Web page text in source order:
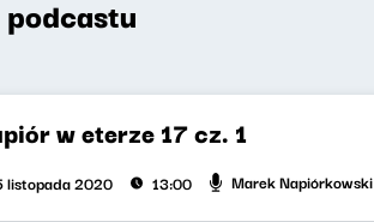
w eterze 17 cz. 1
listopada 2020 13:00 Marek Napiórkowski